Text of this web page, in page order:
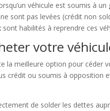
véhicule est soumis à un
sont pas levées (crédit non
sont habilités à reprendre ces
votre
la meilleure option pour céder
crédit ou soumis à opposition
de solder les dettes